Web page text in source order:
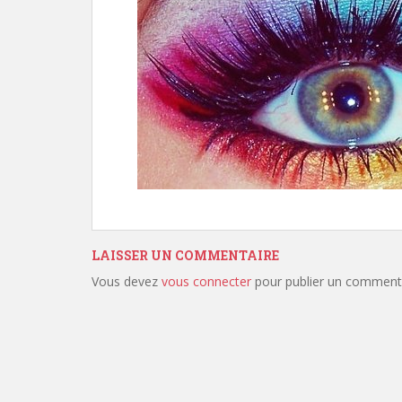
LAISSER UN COMMENTAIRE
Vous devez vous connecter pour publier un